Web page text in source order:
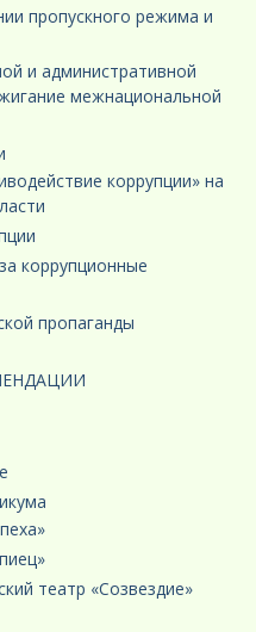
пропускного режима и
и административной
межнациональной
коррупции» на
коррупционные
пропаганды
театр «Созвездие»